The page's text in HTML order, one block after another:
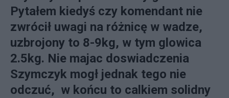
Pytałem kiedyś czy komendant nie
zwrócił uwagi na różnicę w wadze,
uzbrojony to 8-9kg, w tym glowica
2.5kg. Nie majac doswiadczenia
Szymczyk mogł jednak tego nie
odczuć, w końcu to calkiem solidny